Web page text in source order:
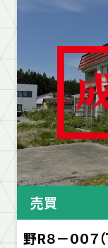
売買
野R８－００７